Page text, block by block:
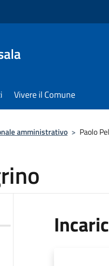
Vivere il Comune
amministrativo > Paolo